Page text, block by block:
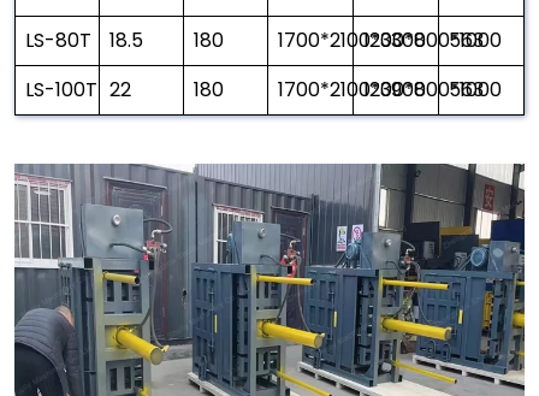
LS-80T
18.5 180 1700*2100*33001200*800*1000
563
LS-100T 22 180 1700*2100*39001200*800*1000
563